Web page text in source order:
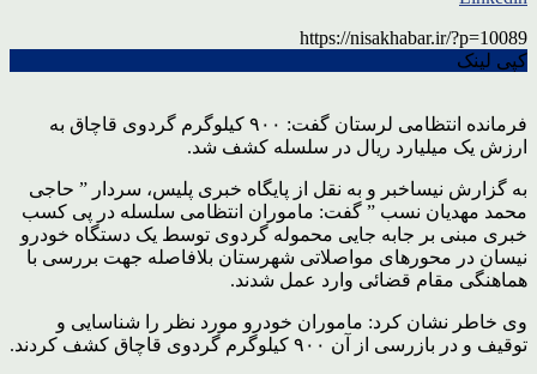
https://nisakhabar.ir/?p=10089
کپی لینک
فرمانده انتظامی لرستان گفت: ۹۰۰ کیلوگرم گردوی قاچاق به
ارزش یک میلیارد ریال در سلسله کشف شد.
به گزارش نیساخبر و به نقل از پایگاه خبری پلیس، سردار ” حاجی
محمد مهدیان نسب ” گفت: ماموران انتظامی سلسله در پی کسب
خبری مبنی بر جابه جایی محموله گردوی توسط یک دستگاه خودرو
نیسان در محورهای مواصلاتی شهرستان بلافاصله جهت بررسی با
هماهنگی مقام قضائی وارد عمل شدند.
وی خاطر نشان کرد: ماموران خودرو مورد نظر را شناسایی و
توقیف و در بازرسی از آن ۹۰۰ کیلوگرم گردوی قاچاق کشف کردند.